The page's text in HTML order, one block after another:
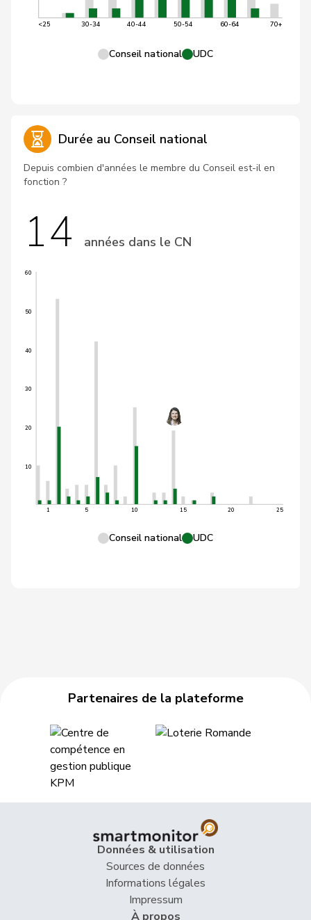
<25 30-34 40-44 50-54 60-64 70+
Conseil national UDC
Durée au Conseil national
Depuis combien d'années le membre du Conseil est-il en
fonction ?
14 années dans le CN
10
20
30
40
50
60
1 5 10 15 20 25
Conseil national UDC
Partenaires de la plateforme
Données & utilisation
Sources de données
Informations légales
Impressum
À propos